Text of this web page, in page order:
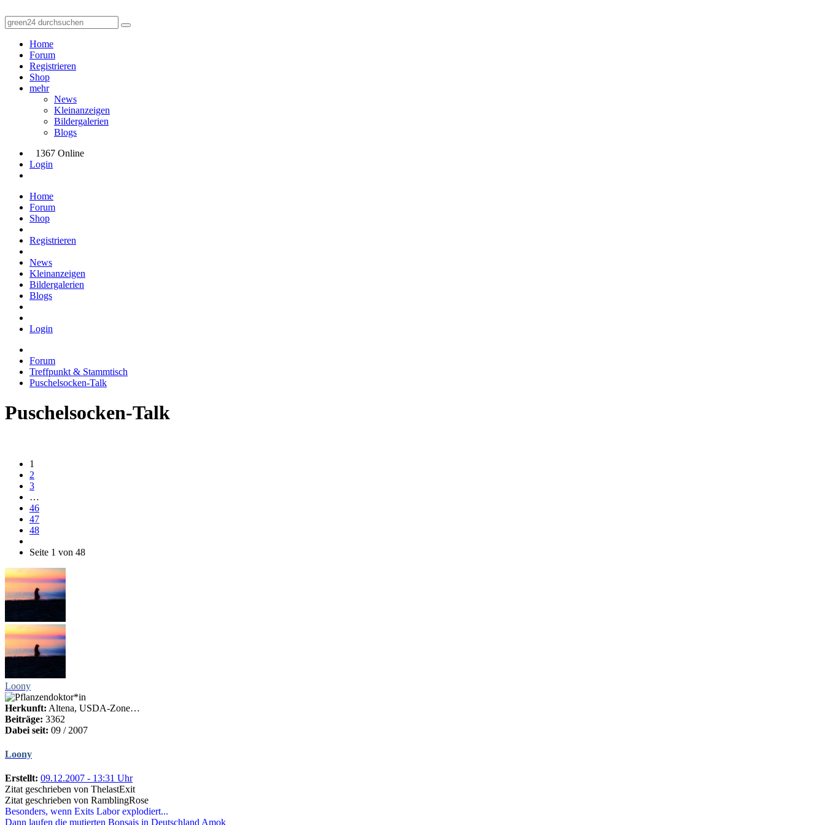
Home
Forum
Registrieren
Shop
mehr
News
Kleinanzeigen
Bildergalerien
Blogs
1367 Online
Login
Home
Forum
Shop
Registrieren
News
Kleinanzeigen
Bildergalerien
Blogs
Login
Forum
Treffpunkt & Stammtisch
Puschelsocken-Talk
Puschelsocken-Talk
1
2
3
…
46
47
48
Seite 1 von 48
Loony
Herkunft: Altena, USDA-Zone…
Beiträge: 3362
Dabei seit: 09 / 2007
Loony
Erstellt: 09.12.2007 - 13:31 Uhr
Zitat geschrieben von ThelastExit
Zitat geschrieben von RamblingRose
Besonders, wenn Exits Labor explodiert...
Dann laufen die mutierten Bonsais in Deutschland Amok